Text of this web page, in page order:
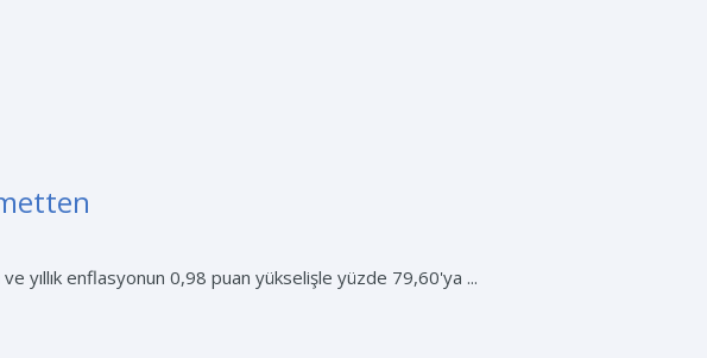
yıllık enflasyonun 0,98 puan yükselişle yüzde 79,60'ya ...